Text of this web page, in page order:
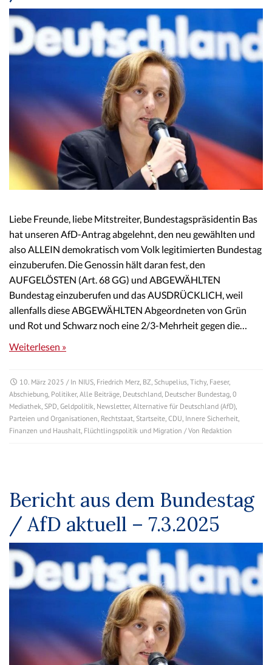
Liebe Freunde, liebe Mitstreiter, Bundestagspräsidentin Bas
hat unseren AfD-Antrag abgelehnt, den neu gewählten und
also ALLEIN demokratisch vom Volk legitimierten Bundestag
einzuberufen. Die Genossin hält daran fest, den
AUFGELÖSTEN (Art. 68 GG) und ABGEWÄHLTEN
Bundestag einzuberufen und das AUSDRÜCKLICH, weil
allenfalls diese ABGEWÄHLTEN Abgeordneten von Grün
und Rot und Schwarz noch eine 2/3-Mehrheit gegen die…
Weiterlesen »
10. März 2025 / In NIUS Friedrich Merz BZ Schupelius Tichy, Faeser,
Abschiebung Politiker, Alle Beiträge Deutschland Deutscher Bundestag 0
Mediathek SPD Geldpolitik Newsletter, Alternative für Deutschland (AfD)
Parteien und Organisationen Rechtstaat Startseite CDU Innere Sicherheit
Finanzen und Haushalt Flüchtlingspolitik und Migration / Von Redaktion
Bericht aus dem Bundestag
/ AfD aktuell – 7.3.2025